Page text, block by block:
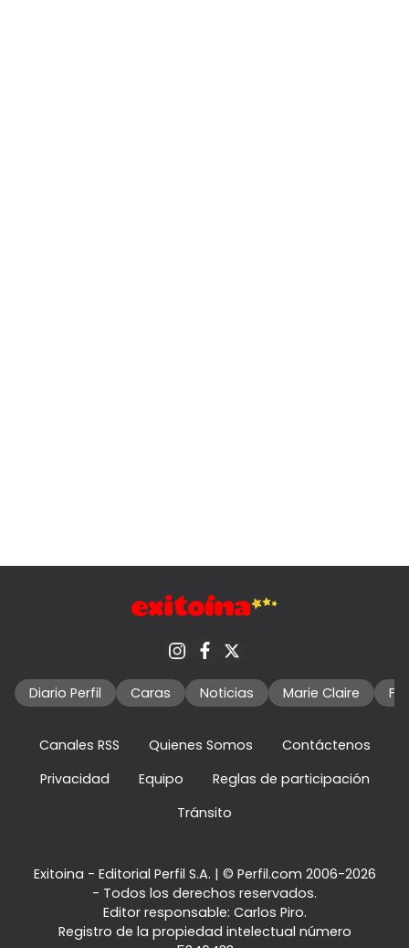
Diario Perfil Caras Noticias Marie Claire
Canales RSS Quienes Somos
Contáctenos
Privacidad
Equipo
Reglas de participación
Tránsito
Exitoina - Editorial Perfil S.A. | © Perfil.com 2006-2026
- Todos los derechos reservados.
Editor responsable: Carlos Piro.
Registro de la propiedad intelectual número